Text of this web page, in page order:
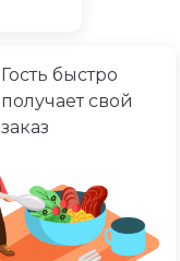
Гость быстро
получает свой
заказ